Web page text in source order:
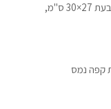
לתבנית: קפיצית בקוטר 26 ס"מ או מרובעת 27×30 ס"מ,